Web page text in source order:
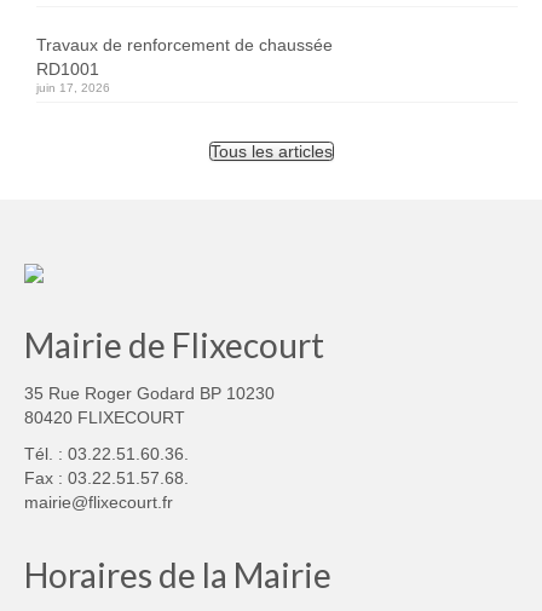
Travaux de renforcement de chaussée
RD1001
juin 17, 2026
Tous les articles
Mairie de Flixecourt
35 Rue Roger Godard BP 10230
80420 FLIXECOURT
Tél. : 03.22.51.60.36.
Fax : 03.22.51.57.68.
mairie@flixecourt.fr
Horaires de la Mairie